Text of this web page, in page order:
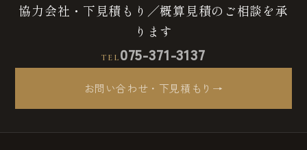
協力会社・下見積もり／概算見積のご相談を承
ります
TEL 075-371-3137
お問い合わせ・下見積もり →